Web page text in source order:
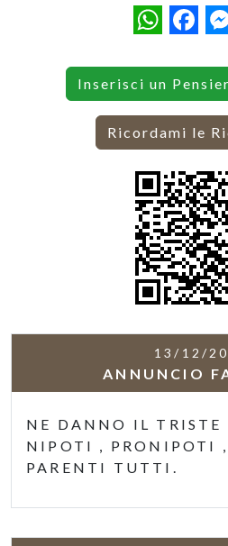
WhatsApp
Inserisci un
Ricordami le
13/12/
ANNUNCIO
NE DANNO IL
NIPOTI , PRONIPOTI
PARENTI TUTTI.